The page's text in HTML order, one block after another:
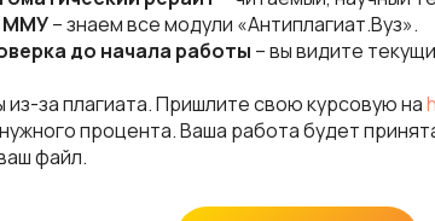
ММУ– знаем все модули «Антиплагиат.Вуз».
до начала работы – вы видите
из-за плагиата. Пришлите свою курсовую на
процента. Ваша работа будет
файл.